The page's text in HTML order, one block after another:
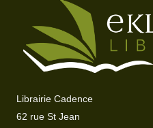
Librairie Cadence
62 rue St Jean